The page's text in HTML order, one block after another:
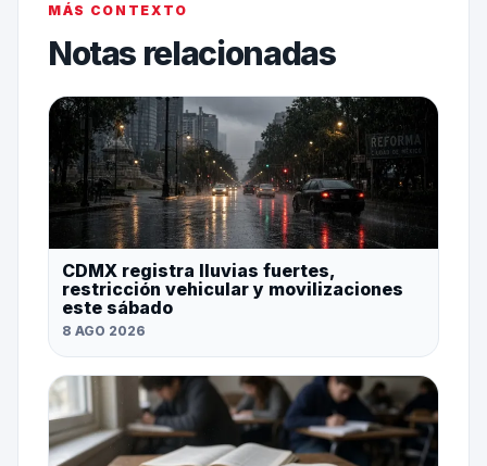
MÁS CONTEXTO
Notas relacionadas
CDMX registra lluvias fuertes,
restricción vehicular y movilizaciones
este sábado
8 AGO 2026